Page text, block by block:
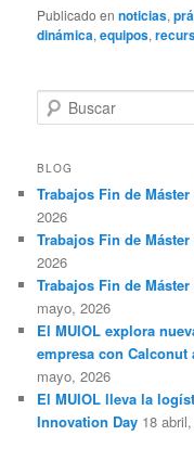
Publicado en noticias,
dinámica,equipos,
u
c
r
BLOG
Trabajos Fin de
2026
Trabajos Fin de
2026
Trabajos Fin de
mayo, 2026
El MUIOL explora
empresa con
mayo, 2026
El MUIOL lleva la
Innovation Day 18